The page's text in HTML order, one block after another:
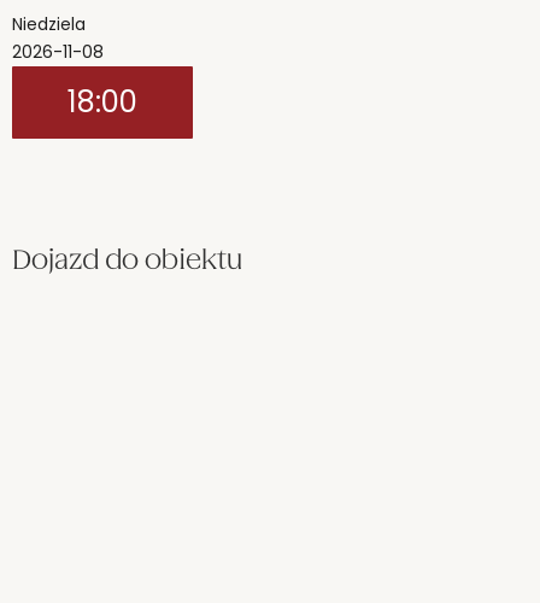
Niedziela
2026-11-08
18:00
Dojazd do obiektu